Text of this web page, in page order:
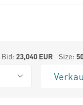
Bid: 23,040EUR Size: